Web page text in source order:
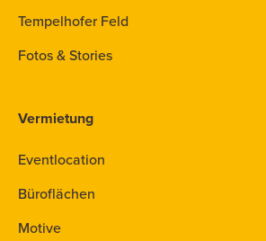
Tempelhofer Feld
Fotos & Stories
Vermietung
Eventlocation
Büroflächen
Motive